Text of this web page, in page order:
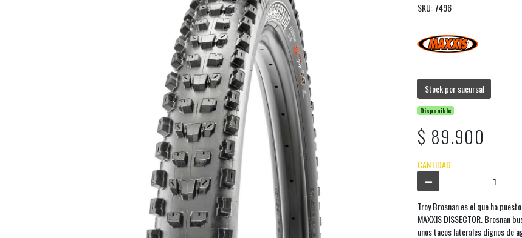
SKU: 7496
Stock por sucursal
Disponible
$ 89.900
CANTIDAD
Troy Brosnan es el que ha
MAXXIS DISSECTOR. Brosnan
unos tacos laterales dignos de